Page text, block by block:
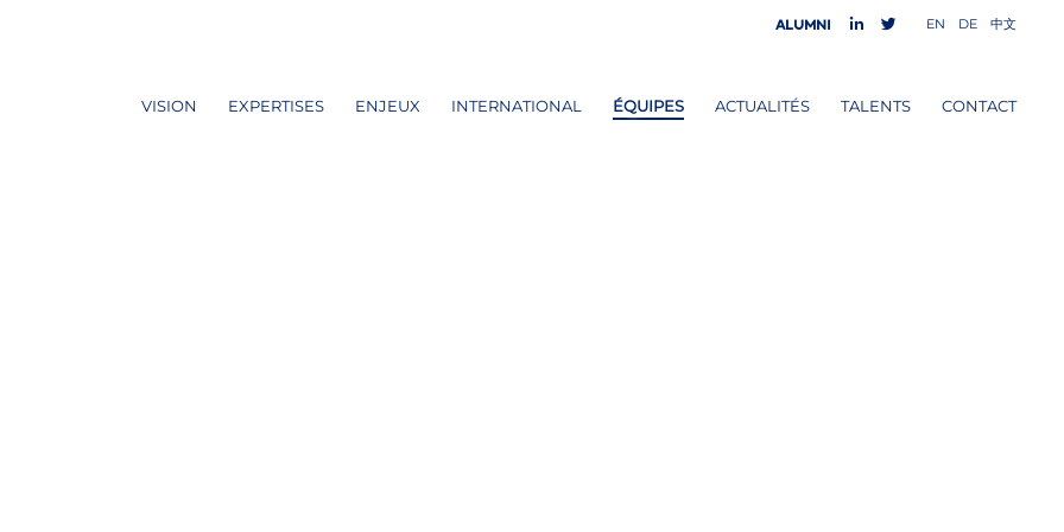
Alumni EN DE 中文
VISION EXPERTISES ENJEUX INTERNATIONAL ÉQUIPES ACTUALITÉS TALENTS CONTACT